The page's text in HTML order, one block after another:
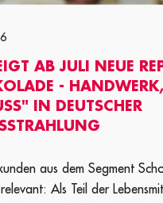
AB JULI NEUE
-
IN DEUTSCHER
aus dem Segment
Als Teil der